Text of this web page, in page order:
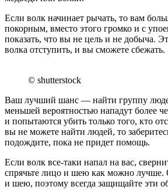
Если волк начинает рычать, то вам
покорным, вместо этого громко и с
показать, что вы не цель и не добыча.
волка отступить, и вы сможете сбежать.
© shutterstock
Ваш лучший шанс — найти группу
меньшей вероятностью нападут более
и попытаются убить только того, кто
вы не можете найти людей, то
подождите, пока не придет помощь.
Если волк все-таки напал на вас,
спрячьте лицо и шею как можно лучше.
и шею, поэтому всегда защищайте эти